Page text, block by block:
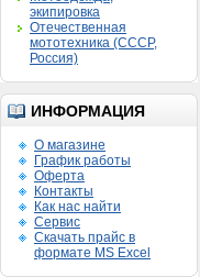
экипировка
Отечественная
мототехника (СССР,
Россия)
ИНФОРМАЦИЯ
О магазине
График работы
Оферта
Контакты
Как нас найти
Сервис
Скачать прайс в
формате MS Excel